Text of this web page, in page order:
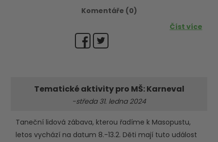
Komentáře (0)
Číst více
Tematické aktivity pro MŠ: Karneval
-středa 31. ledna 2024
Taneční lidová zábava, kterou řadíme k Masopustu,
letos vychází na datum 8.-13.2. Děti mají tuto událost